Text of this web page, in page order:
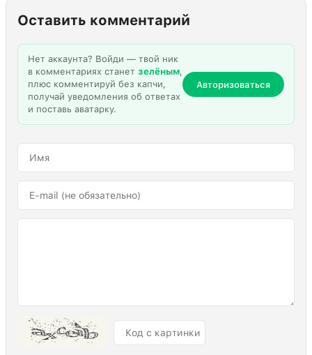
Оставить комментарий
Нет аккаунта? Войди — твой ник
в комментариях станет зелёным,
плюс комментируй без капчи,
получай уведомления об ответах
и поставь аватарку.
Авторизоваться